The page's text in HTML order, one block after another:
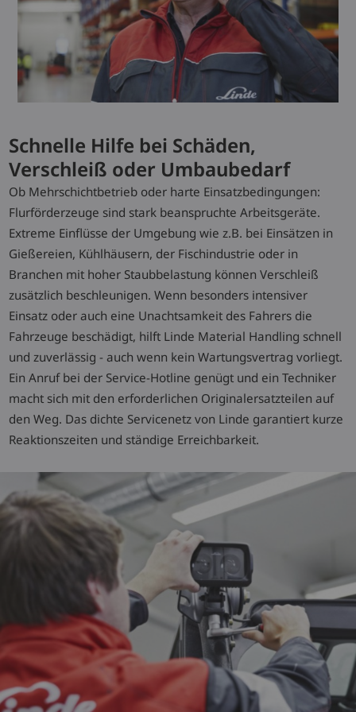
Schnelle Hilfe bei Schäden,
Verschleiß oder Umbaubedarf
Ob Mehrschichtbetrieb oder harte Einsatzbedingungen:
Flurförderzeuge sind stark beanspruchte Arbeitsgeräte.
Extreme Einflüsse der Umgebung wie z.B. bei Einsätzen in
Gießereien, Kühlhäusern, der Fischindustrie oder in
Branchen mit hoher Staubbelastung können Verschleiß
zusätzlich beschleunigen. Wenn besonders intensiver
Einsatz oder auch eine Unachtsamkeit des Fahrers die
Fahrzeuge beschädigt, hilft Linde Material Handling schnell
und zuverlässig - auch wenn kein Wartungsvertrag vorliegt.
Ein Anruf bei der Service-Hotline genügt und ein Techniker
macht sich mit den erforderlichen Originalersatzteilen auf
den Weg. Das dichte Servicenetz von Linde garantiert kurze
Reaktionszeiten und ständige Erreichbarkeit.